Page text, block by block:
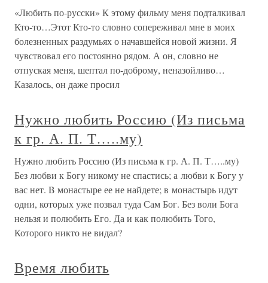
«Любить по-русски» К этому фильму меня подталкивал
Кто-то…Этот Кто-то словно сопереживал мне в моих
болезненных раздумьях о начавшейся новой жизни. Я
чувствовал его постоянно рядом. А он, словно не
отпуская меня, шептал по-доброму, неназойливо…
Казалось, он даже просил
Нужно любить Россию (Из письма
к гр. А. П. Т…..му)
Нужно любить Россию (Из письма к гр. А. П. Т…..му)
Без любви к Богу никому не спастись; а любви к Богу у
вас нет. B монастыре ее не найдете; в монастырь идут
одни, которых уже позвал туда Сам Бог. Без воли Бога
нельзя и полюбить Его. Да и как полюбить Того,
Которого никто не видал?
Время любить